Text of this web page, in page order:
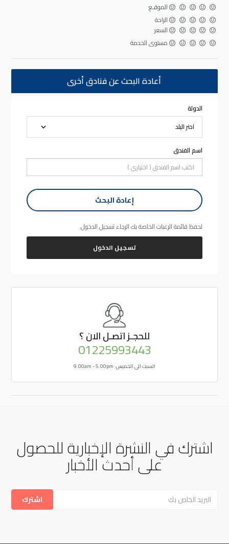
الموقـع
الراحة
السعر
مستوى الخدمة
أعادة البحث عن فنادق أخرى
الدولة
اسم الفندق
إعادة البحث
لحفظ قائمة الرغبات الخاصة بك الرجاء تسجيل الدخول.
تسجيل الدخول
للحجـزاتصـل الان ؟
01225993443
السبت الى الخميس: 9.00am - 5.00pm
اشترك في النشرة الإخبارية للحصول
على أحدث الأخبار